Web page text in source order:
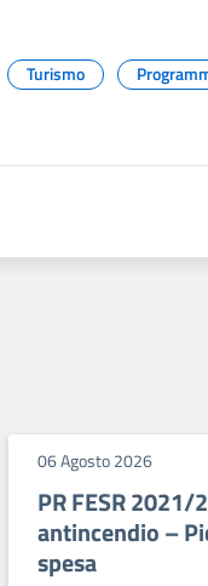
Turismo
06 Agosto 2026
PR FESR
antincendio –
spesa